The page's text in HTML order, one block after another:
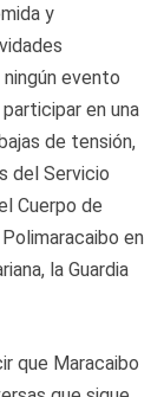
y
evento
en una
de tensión,
del Servicio
Cuerpo de
en
la Guardia
que Maracaibo